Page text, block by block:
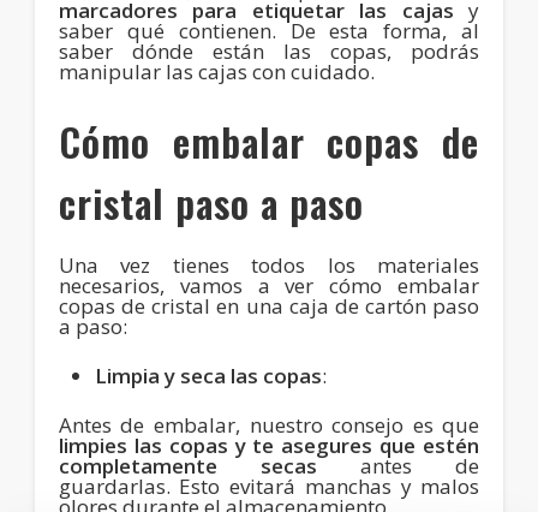
marcadores para etiquetar las cajas y
saber qué contienen. De esta forma, al
saber dónde están las copas, podrás
manipular las cajas con cuidado.
Cómo embalar copas de
cristal paso a paso
Una vez tienes todos los materiales
necesarios, vamos a ver cómo embalar
copas de cristal en una caja de cartón paso
a paso:
Limpia y seca las copas:
Antes de embalar, nuestro consejo es que
limpies las copas y te asegures que estén
completamente secasantes de
guardarlas. Esto evitará manchas y malos
olores durante el almacenamiento.